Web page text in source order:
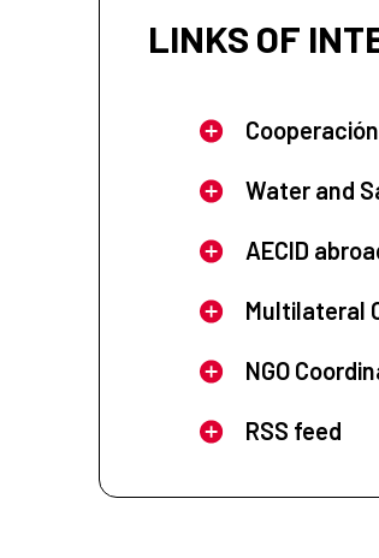
LINKS OF
Water and
AECID
Multilateral
NGO
RSS feed